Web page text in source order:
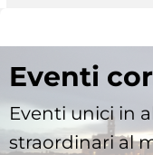
Eventi
Eventi unici in
straordinari al